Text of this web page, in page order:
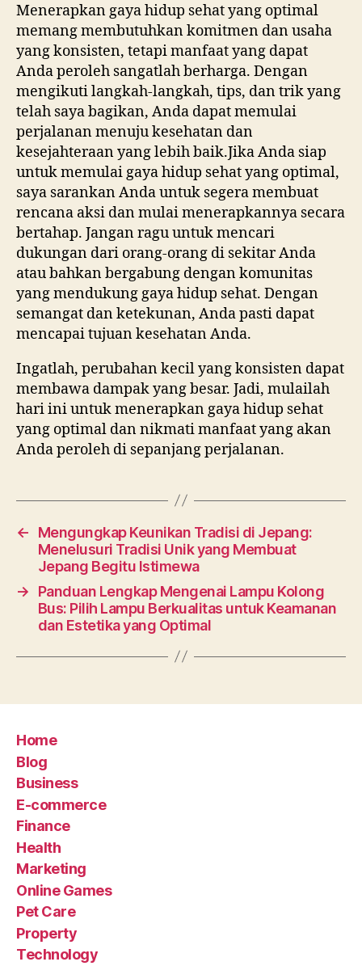
Menerapkan gaya hidup sehat yang optimal
memang membutuhkan komitmen dan usaha
yang konsisten, tetapi manfaat yang dapat
Anda peroleh sangatlah berharga. Dengan
mengikuti langkah-langkah, tips, dan trik yang
telah saya bagikan, Anda dapat memulai
perjalanan menuju kesehatan dan
kesejahteraan yang lebih baik.Jika Anda siap
untuk memulai gaya hidup sehat yang optimal,
saya sarankan Anda untuk segera membuat
rencana aksi dan mulai menerapkannya secara
bertahap. Jangan ragu untuk mencari
dukungan dari orang-orang di sekitar Anda
atau bahkan bergabung dengan komunitas
yang mendukung gaya hidup sehat. Dengan
semangat dan ketekunan, Anda pasti dapat
mencapai tujuan kesehatan Anda.
Ingatlah, perubahan kecil yang konsisten dapat
membawa dampak yang besar. Jadi, mulailah
hari ini untuk menerapkan gaya hidup sehat
yang optimal dan nikmati manfaat yang akan
Anda peroleh di sepanjang perjalanan.
←
Mengungkap Keunikan Tradisi di Jepang:
Menelusuri Tradisi Unik yang Membuat
Jepang Begitu Istimewa
→
Panduan Lengkap Mengenai Lampu Kolong
Bus: Pilih Lampu Berkualitas untuk Keamanan
dan Estetika yang Optimal
Home
Blog
Business
E-commerce
Finance
Health
Marketing
Online Games
Pet Care
Property
Technology